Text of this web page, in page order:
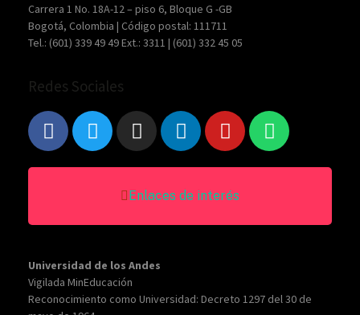
Carrera 1 No. 18A-12 – piso 6, Bloque G -GB
Bogotá, Colombia | Código postal: 111711
Tel.: (601) 339 49 49 Ext.: 3311 | (601) 332 45 05
Redes Sociales
Enlaces de interés
Universidad de los Andes
Vigilada MinEducación
Reconocimiento como Universidad: Decreto 1297 del 30 de